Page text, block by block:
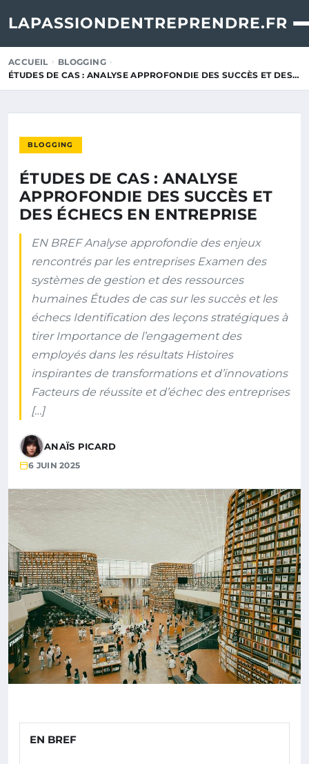
LAPASSIONDENTREPRENDRE.FR
ACCUEIL
BLOGGING
ÉTUDES DE CAS : ANALYSE APPROFONDIE DES SUCCÈS ET DES…
BLOGGING
ÉTUDES DE CAS : ANALYSE
APPROFONDIE DES SUCCÈS ET
DES ÉCHECS EN ENTREPRISE
EN BREF Analyse approfondie des enjeux
rencontrés par les entreprises Examen des
systèmes de gestion et des ressources
humaines Études de cas sur les succès et les
échecs Identification des leçons stratégiques à
tirer Importance de l’engagement des
employés dans les résultats Histoires
inspirantes de transformations et d’innovations
Facteurs de réussite et d’échec des entreprises
[…]
ANAÏS PICARD
6 JUIN 2025
EN BREF